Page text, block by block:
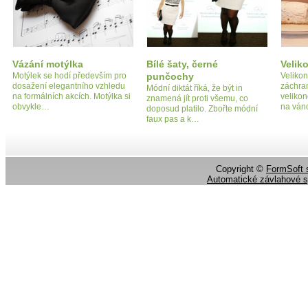
Vázání motýlka
Motýlek se hodí především pro
dosažení elegantního vzhledu
na formálních akcích. Motýlka si
obvykle…
Bílé šaty, černé
punčochy
Módní diktát říká, že být in
znamená jít proti všemu, co
doposud platilo. Zbořte módní
faux pas a k…
na
Copyright © FormSoft
Automatické závlahové